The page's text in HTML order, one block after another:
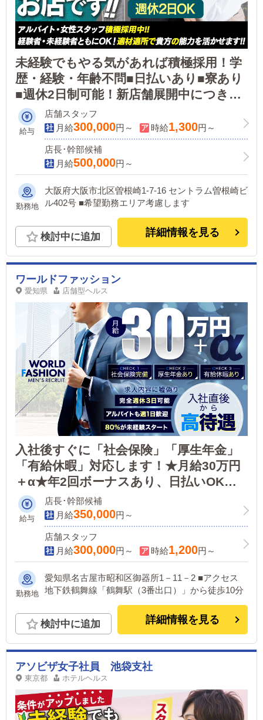
未経験でもやる気があれば積極採用！学
歴・経験・年齢不問■日払いあり■寮あり
■週休2日制可能！新店舗展開中につき店
舗スタッフを大募集しております！アル
バイト・女性スタッフ積極採用中！
給与
店舗スタッフ
月給300,000円～ 時給1,300円～
店長･幹部候補
月給500,000円～
勤務地
大阪府大阪市北区曽根崎1-7-16 セントラム曽根崎ビ
ル402号 ■希望勤務エリア考慮します
検討中に追加 詳細情報を見る
ワールドファッション
愛知県 店舗型ヘルス
入社後すぐに「社会保険」「厚生年金」
「有給休暇」対応します！★月給30万円
＋α★年2回ボーナスあり、日払いOK、
寮完備！自由な社風で働き方を選べます
◎
給与
店長･幹部候補
月給350,000円～
店舗スタッフ
月給300,000円～ 時給1,200円～
勤務地
愛知県名古屋市昭和区御器所1－11－2 ■アクセス
地下鉄鶴舞線「鶴舞駅（3番出口）」から徒歩10分
検討中に追加 詳細情報を見る
アソビザ女子社員 池袋支社
東京都 ホテルヘルス